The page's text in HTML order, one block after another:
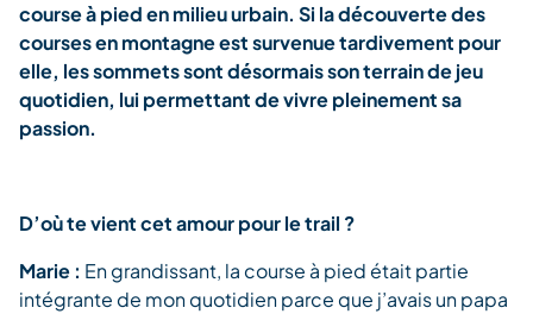
course à pied en milieu urbain. Si la découverte des
courses en montagne est survenue tardivement pour
elle, les sommets sont désormais son terrain de jeu
quotidien, lui permettant de vivre pleinement sa
passion.
D’où te vient cet amour pour le trail ?
Marie : En grandissant, la course à pied était partie
intégrante de mon quotidien parce que j’avais un papa